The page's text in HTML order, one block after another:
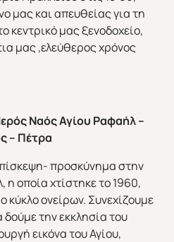
μας και απευθείας για τη
μας ξενοδοχείο,
μας ,ελεύθερος χρόνος
Ναός Αγίου Ραφαήλ –
– Πέτρα
προσκύνημα στην
οποία χτίστηκε το 1960,
κύκλο ονείρων. Συνεχίζουμε
την εκκλησία του
εικόνα του Αγίου,